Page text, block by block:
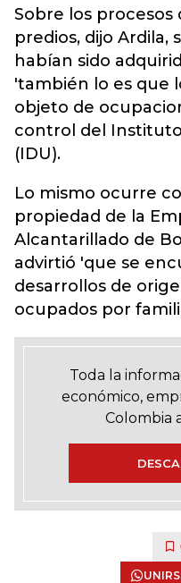
Sobre los
predios, dijo Ardila,
habían sido
'también lo es que
objeto de
control del
(IDU).
Lo mismo ocurre
propiedad de la
Alcantarillado de
advirtió 'que se
desarrollos de
ocupados por
Toda la
económico,
Colombia